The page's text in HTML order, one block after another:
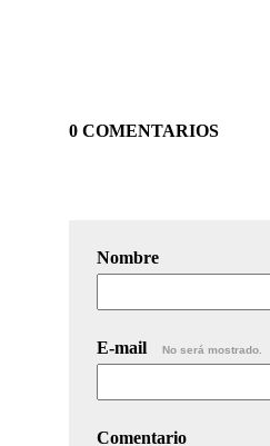
0 COMENTARIOS
Nombre
E-mail No será mostrado.
Comentario